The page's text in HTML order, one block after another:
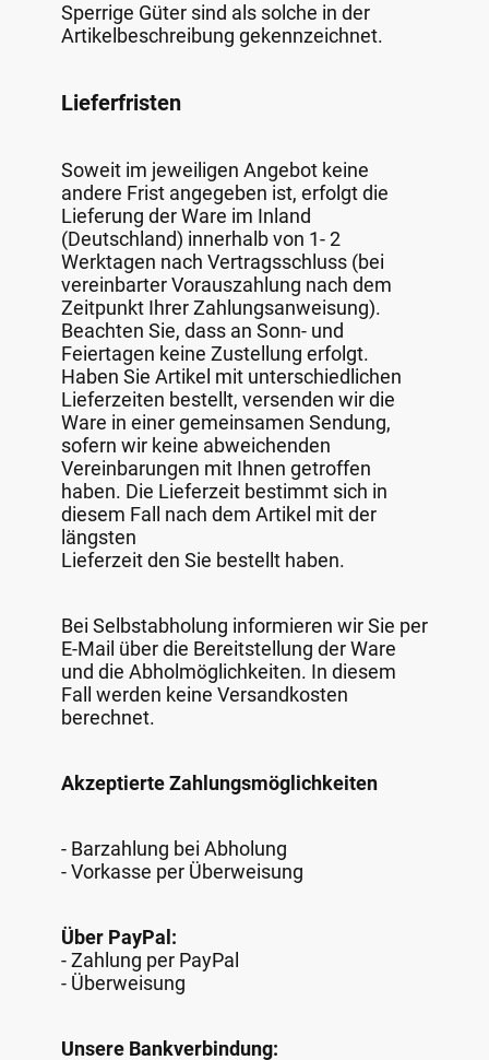
Sperrige Güter sind als solche in der
Artikelbeschreibung gekennzeichnet.
Lieferfristen
Soweit im jeweiligen Angebot keine
andere Frist angegeben ist, erfolgt die
Lieferung der Ware im Inland
(Deutschland) innerhalb von 1- 2
Werktagen nach Vertragsschluss (bei
vereinbarter Vorauszahlung nach dem
Zeitpunkt Ihrer Zahlungsanweisung).
Beachten Sie, dass an Sonn- und
Feiertagen keine Zustellung erfolgt.
Haben Sie Artikel mit unterschiedlichen
Lieferzeiten bestellt, versenden wir die
Ware in einer gemeinsamen Sendung,
sofern wir keine abweichenden
Vereinbarungen mit Ihnen getroffen
haben. Die Lieferzeit bestimmt sich in
diesem Fall nach dem Artikel mit der
längsten
Lieferzeit den Sie bestellt haben.
Bei Selbstabholung informieren wir Sie per
E-Mail über die Bereitstellung der Ware
und die Abholmöglichkeiten. In diesem
Fall werden keine Versandkosten
berechnet.
Akzeptierte Zahlungsmöglichkeiten
- Barzahlung bei Abholung
- Vorkasse per Überweisung
Über PayPal:
- Zahlung per PayPal
- Überweisung
Unsere Bankverbindung: